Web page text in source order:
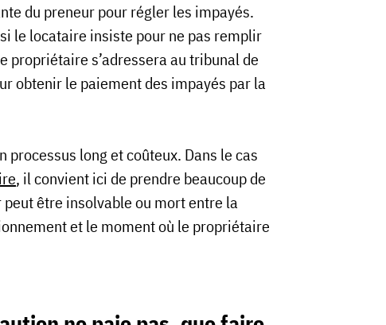
du preneur pour régler les impayés.​​​
le locataire insiste pour ne pas remplir
propriétaire s’adressera au tribunal de
obtenir le paiement des impayés par la
processus long et coûteux. Dans le cas
, il convient ici de prendre beaucoup de
être insolvable ou mort entre la
et le moment où le propriétaire